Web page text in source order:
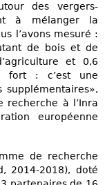
des vergers-
à mélanger la
l’avons mesuré :
de bois et de
et 0,6
fort : c’est une
supplémentaires»,
recherche à l’Inra
européenne
de recherche
2014-2018), doté